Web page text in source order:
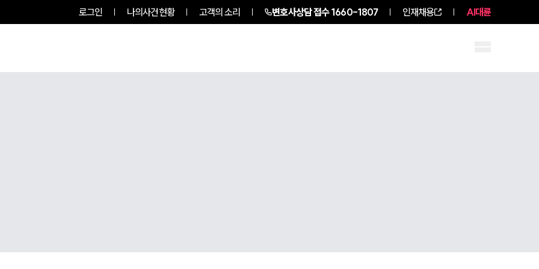
로그인 나의사건현황 고객의 소리 변호사상담 접수1660-1807 인재채용 AI대륜